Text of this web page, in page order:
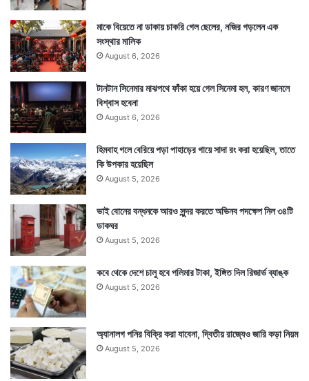
পুনিয়া এদিন নীরজের সোনা জেতার ১ ঘণ্টা আগেই ব্রোঞ্জ জেতেন
কুস্তি থেকে। ফলে এদিন ২টি পদক এসেছে ভারতের ঝুলিতে।
Tags Neeraj Chopra Tokyo 2020 Olympics
মাকে বিয়েতে না ডাকায় চাকরি গেল ছেলের, নজির গড়লেন এক
সংস্থার মালিক
August 6, 2026
টানটান সিনেমার মাঝপথে ফাঁকা হয়ে গেল সিনেমা হল, কারণ জানলে
বিশ্বাস হবেনা
August 6, 2026
হিমবাহ গলে বেরিয়ে পড়া পাহাড়ের গায়ে সাদা রং করা হয়েছিল, তাতে
কি উপকার হয়েছিল
August 5, 2026
ভাই বোনের বন্ধনকে আরও সুন্দর করতে অভিনব পদক্ষেপ নিল ৩৪টি
ডাকঘর
August 5, 2026
কবে থেকে দেশে চালু হবে পলিমার টাকা, ইঙ্গিত দিল রিজার্ভ ব্যাঙ্ক
August 5, 2026
অ্যানালগ পনির বিক্রি করা যাবেনা, দ্বিতীয় রাজ্যেও জারি কড়া নিয়ম
August 5, 2026